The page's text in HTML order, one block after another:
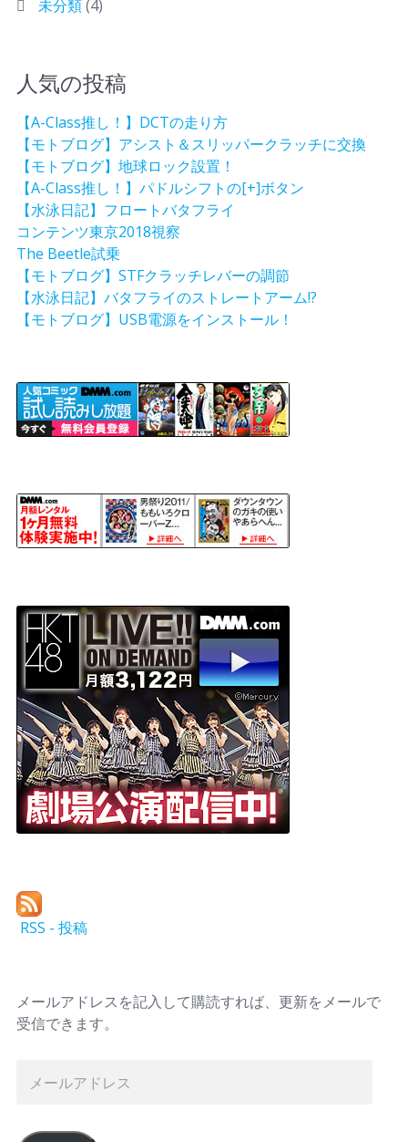
未分類(4)
人気の投稿
【A-Class推し！】DCTの走り方
【モトブログ】アシスト＆スリッパークラッチに交換
【モトブログ】地球ロック設置！
【A-Class推し！】パドルシフトの[+]ボタン
【水泳日記】フロートバタフライ
コンテンツ東京2018視察
The Beetle試乗
【モトブログ】STFクラッチレバーの調節
【水泳日記】バタフライのストレートアーム!?
【モトブログ】USB電源をインストール！
RSS - 投稿
メールアドレスを記入して購読すれば、更新をメールで
受信できます。